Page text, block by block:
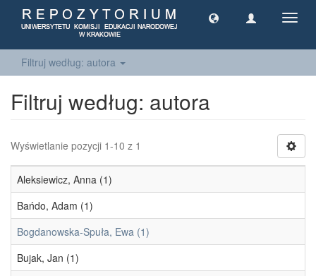
Filtruj według: autora
Filtruj według: autora
Wyświetlanie pozycji 1-10 z 1
Aleksiewicz, Anna (1)
Bańdo, Adam (1)
Bogdanowska-Spuła, Ewa (1)
Bujak, Jan (1)